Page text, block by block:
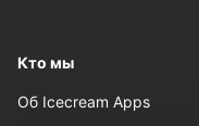
Кто мы
Об Icecream Apps